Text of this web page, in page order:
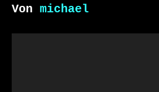
Von michael